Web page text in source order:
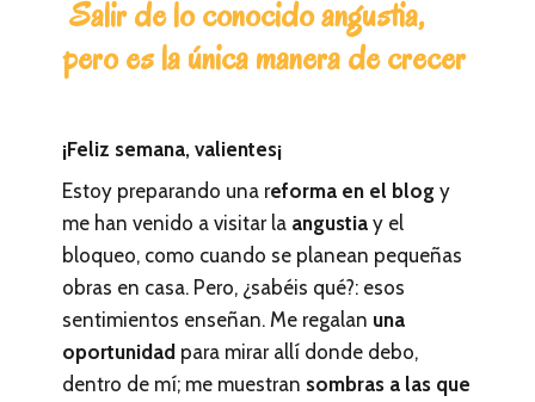
Salir de lo conocido angustia,
pero es la única manera de crecer
¡Feliz semana, valientes¡
Estoy preparando una reforma en el blog y
me han venido a visitar la angustia y el
bloqueo, como cuando se planean pequeñas
obras en casa. Pero, ¿sabéis qué?: esos
sentimientos enseñan. Me regalan una
oportunidad para mirar allí donde debo,
dentro de mí; me muestran sombras a las que